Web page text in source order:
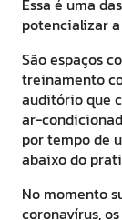
Essa é uma
potencializar
São espaços
treinamento
auditório que
ar-
por tempo de
abaixo do
No momento
coronavírus,